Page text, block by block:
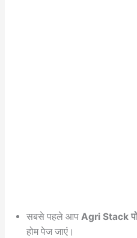
सबसे पहले आप Agri Stack
होम पेज जाएं।